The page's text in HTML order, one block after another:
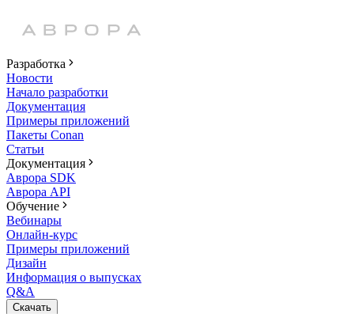
Разработка
Новости
Начало разработки
Документация
Примеры приложений
Пакеты Conan
Статьи
Документация
Аврора SDK
Аврора API
Обучение
Вебинары
Онлайн-курс
Примеры приложений
Дизайн
Информация о выпусках
Q&A
Скачать